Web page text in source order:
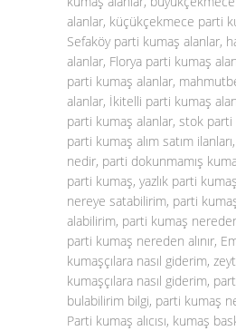
alanlar, küçükçekmece parti
Sefaköy parti kumaş alanlar,
alanlar, Florya parti kumaş
parti kumaş alanlar,
alanlar, İkitelli parti kumaş
parti kumaş alanlar, stok parti
parti kumaş alım satım
nedir, parti dokunmamış
parti kumaş, yazlık parti
nereye satabilirim, parti
alabilirim, parti kumaş
parti kumaş nereden alınır,
kumaşçılara nasıl giderim,
kumaşçılara nasıl giderim,
bulabilirim bilgi, parti kumaş
Parti kumaş alıcısı, kumaş